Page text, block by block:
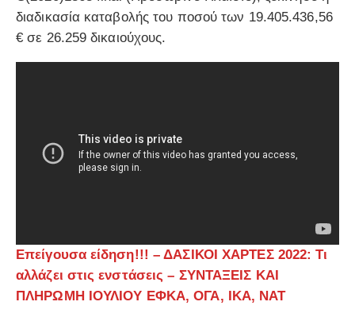
διαδικασία καταβολής του ποσού των 19.405.436,56
€ σε 26.259 δικαιούχους.
Επείγουσα είδηση!!! – ΔΑΣΙΚΟΙ ΧΑΡΤΕΣ 2022: Τι
αλλάζει στις ενστάσεις – ΣΥΝΤΑΞΕΙΣ ΚΑΙ
ΠΛΗΡΩΜΗ ΙΟΥΛΙΟΥ ΕΦΚΑ, ΟΓΑ, ΙΚΑ, ΝΑΤ